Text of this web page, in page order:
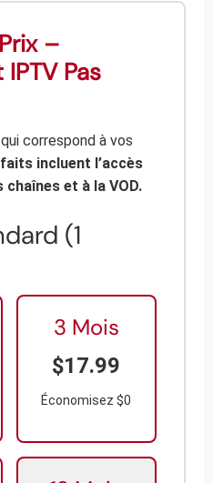
–
Pas
correspond à vos
incluent l’accès
et à la VOD.
(1
3 Mois
$17.99
Économisez $0